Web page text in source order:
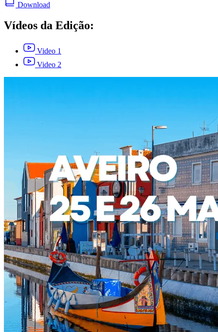
Download
Vídeos da Edição:
Video 1
Video 2